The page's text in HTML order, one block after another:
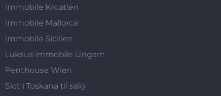
Immobile Kroatien
Immobile Mallorca
Immobile Sicilien
Luksus immobile Ungarn
Penthouse Wien
Slot i Toskana til salg